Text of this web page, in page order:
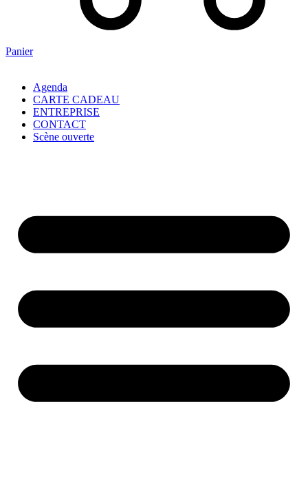
Panier
Agenda
CARTE CADEAU
ENTREPRISE
CONTACT
Scène ouverte